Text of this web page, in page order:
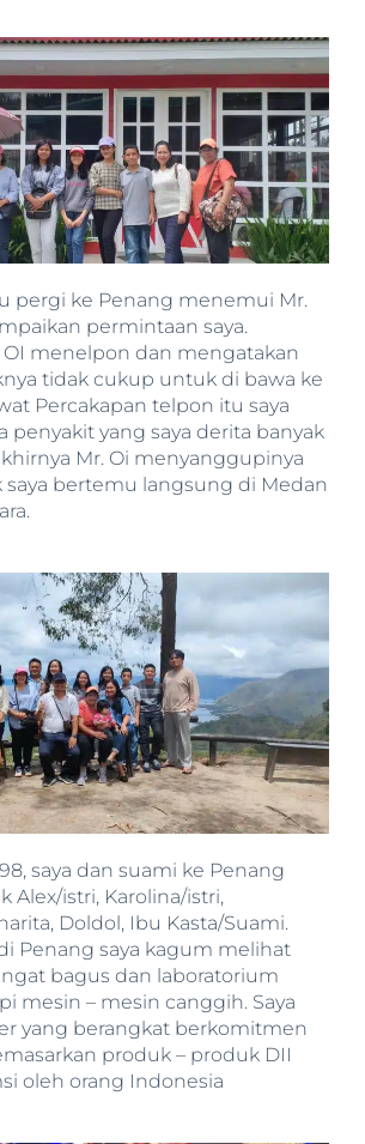
pergi ke Penang menemui Mr.
permintaan saya.
OI menelpon dan mengatakan
tidak cukup untuk di bawa ke
Percakapan telpon itu saya
penyakit yang saya derita banyak
Mr. Oi menyanggupinya
bertemu langsung di Medan
saya dan suami ke Penang
Alex/istri, Karolina/istri,
Doldol, Ibu Kasta/Suami.
Penang saya kagum melihat
bagus dan laboratorium
mesin – mesin canggih. Saya
yang berangkat berkomitmen
produk – produk DII
oleh orang Indonesia